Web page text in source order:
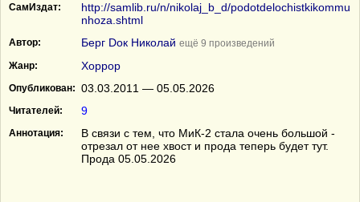
СамИздат:
http://samlib.ru/n/nikolaj_b_d/podotdelochistkikommu
nhoza.shtml
Автор: Берг Dок Николай ещё 9 произведений
Жанр:
Хоррор
Опубликован: 03.03.2011 — 05.05.2026
Читателей: 9
Аннотация:
В связи с тем, что МиК-2 стала очень большой -
отрезал от нее хвост и прода теперь будет тут.
Прода 05.05.2026